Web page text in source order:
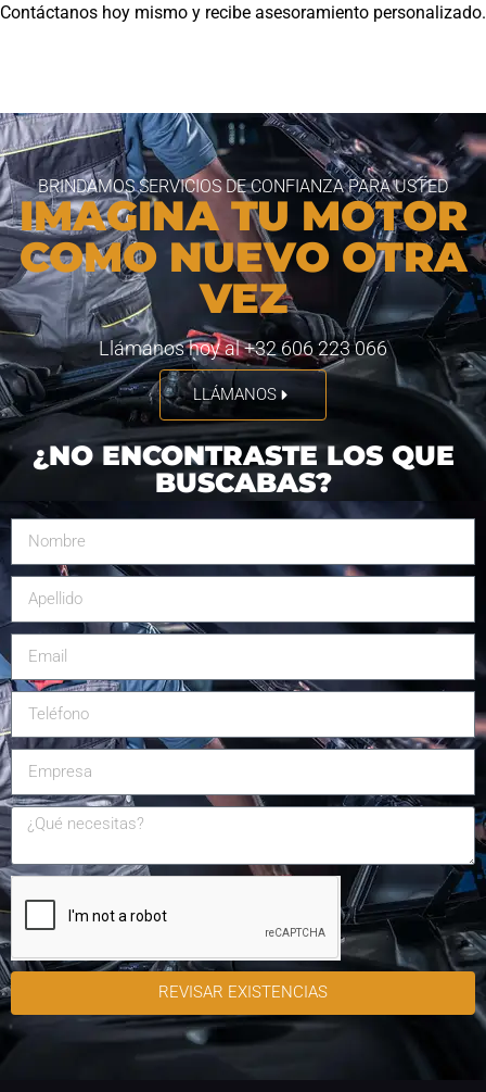
Contáctanos hoy mismo y recibe asesoramiento personalizado.
BRINDAMOS SERVICIOS DE CONFIANZA PARA USTED
IMAGINA TU MOTOR
COMO NUEVO OTRA
VEZ
Llámanos hoy al +32 606 223 066
LLÁMANOS
¿NO ENCONTRASTE LOS QUE
BUSCABAS?
REVISAR EXISTENCIAS